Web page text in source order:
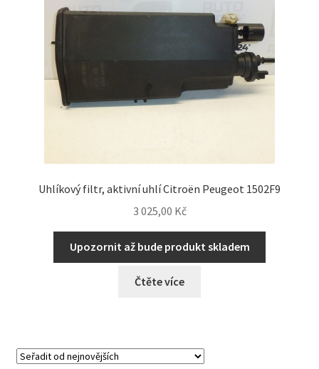
Uhlíkový filtr, aktivní uhlí Citroën Peugeot 1502F9
3 025,00 Kč
Upozornit až bude produkt skladem
Čtěte více